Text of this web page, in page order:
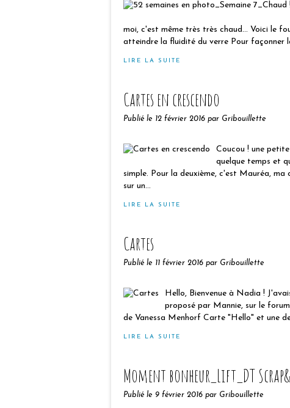
moi, c'est même très très chaud... Voici le
atteindre la fluidité du verre Pour façonner
LIRE LA SUITE
Cartes en crescendo
Publié le 12 février 2016 par Gribouillette
Coucou ! une
quelque temps et
simple. Pour la deuxième, c'est Mauréa,
sur un...
LIRE LA SUITE
Cartes
Publié le 11 février 2016 par Gribouillette
Hello, Bienvenue à Nadia !
proposé par Mannie, sur le
de Vanessa Menhorf Carte "Hello" et une
LIRE LA SUITE
Moment bonheur_Lift_DT
Publié le 9 février 2016 par Gribouillette